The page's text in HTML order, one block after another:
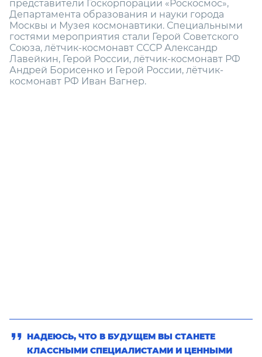
представители Госкорпорации «Роскосмос»,
Департамента образования и науки города
Москвы и Музея космонавтики. Специальными
гостями мероприятия стали Герой Советского
Союза, лётчик-космонавт СССР Александр
Лавейкин, Герой России, лётчик-космонавт РФ
Андрей Борисенко и Герой России, лётчик-
космонавт РФ Иван Вагнер.
НАДЕЮСЬ, ЧТО В БУДУЩЕМ ВЫ СТАНЕТЕ
КЛАССНЫМИ СПЕЦИАЛИСТАМИ И ЦЕННЫМИ